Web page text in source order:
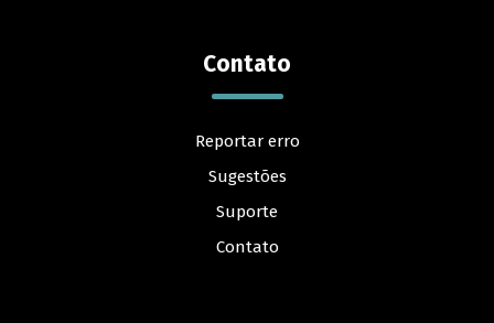
Contato
Reportar erro
Sugestões
Suporte
Contato